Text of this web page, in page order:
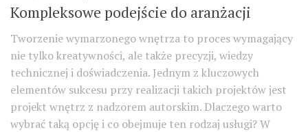
Kompleksowe podejście do aranżacji
Tworzenie wymarzonego wnętrza to proces wymagający
nie tylko kreatywności, ale także precyzji, wiedzy
technicznej i doświadczenia. Jednym z kluczowych
elementów sukcesu przy realizacji takich projektów jest
projekt wnętrz z nadzorem autorskim. Dlaczego warto
wybrać taką opcję i co obejmuje ten rodzaj usługi? W